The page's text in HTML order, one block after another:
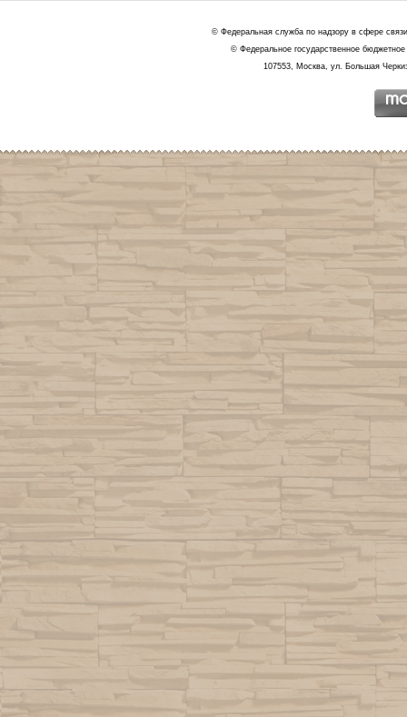
© Федеральная служба по надзору в сфере
© Федеральное государственное
107553, Москва, ул. Большая